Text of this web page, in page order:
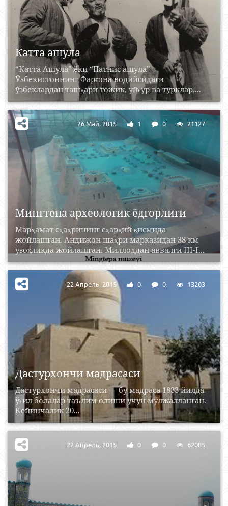
Катта ашула
“Катта Ашула” ёки “Патнис ашула” –
Ўзбекистоннинг Фарғона водийсидаги
ўзбеклардан ташқари тожик, уйғур ва турклар,...
Мингтепа археологик ёдгорлиги
Марҳамат сҳаҳрининг сҳарқий қисмида
жойлашган. Андижон шаҳри марказидан 38 км
узоқликда жойлашган. Миллоддан аввалги III-I...
26 Май, 2015 1 0 21127
Дастурхончи мадрасаси
Дастурхончи мадрасаси — бу мадраса 1833 йилда
ўғил болалар таълим олиши учун мўлжалланган.
Кейинчалик 20...
22 Апрель, 2015 0 0 13203
22 Апрель, 2015 0 0 62085